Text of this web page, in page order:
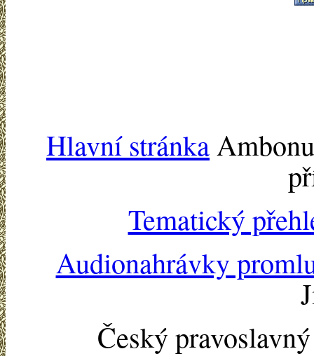
Hlavní stránka
Tematický
Audionahrávky
Český